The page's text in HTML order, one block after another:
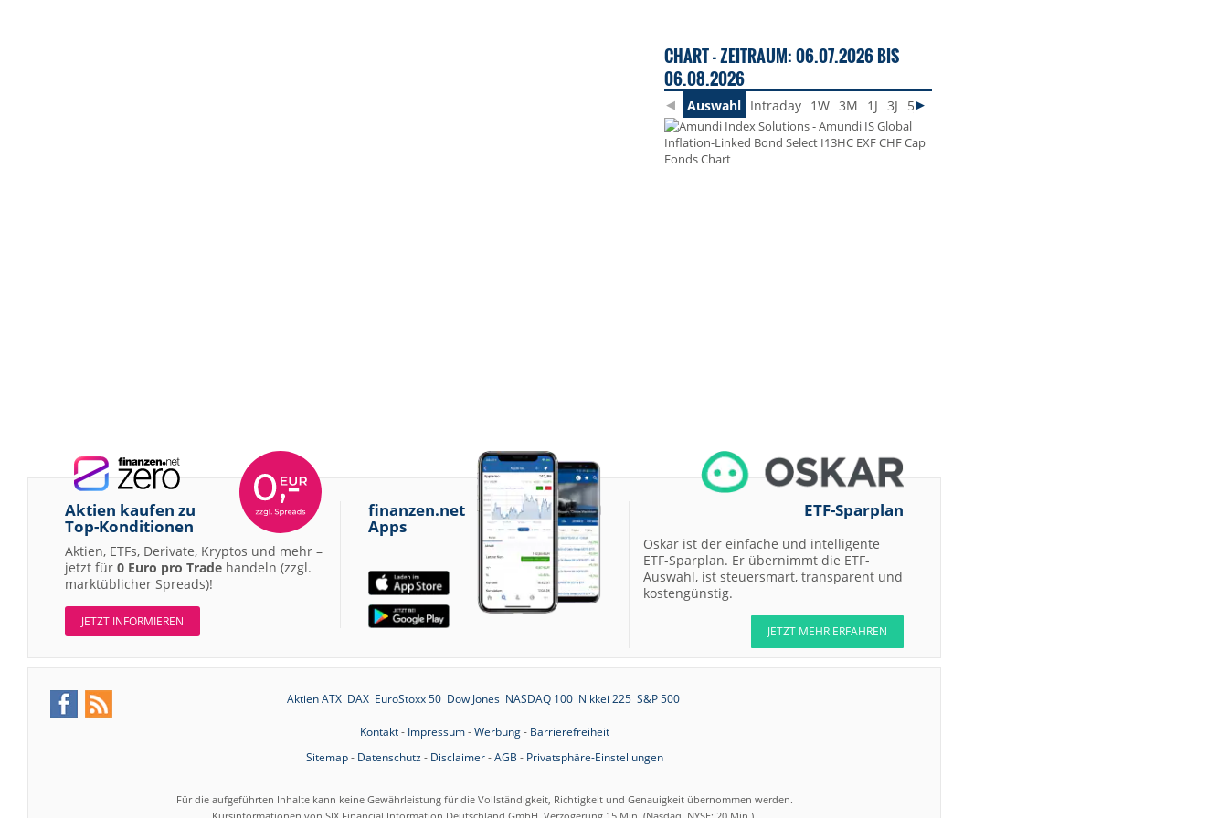
CHART - ZEITRAUM: 06.07.2026 BIS
06.08.2026
Auswahl Intraday 1W 3M 1J 3J 5J
Aktien kaufen zu
Top-Konditionen
Aktien, ETFs, Derivate, Kryptos und mehr –
jetzt für 0 Euro pro Trade handeln (zzgl.
marktüblicher Spreads)!
JETZT INFORMIEREN
finanzen.net
Apps
ETF-Sparplan
Oskar ist der einfache und intelligente
ETF-Sparplan. Er übernimmt die ETF-
Auswahl, ist steuersmart, transparent und
kostengünstig.
JETZT MEHR ERFAHREN
Aktien ATX DAX EuroStoxx 50 Dow Jones NASDAQ 100 Nikkei 225 S&P 500
Kontakt- Impressum-Werbung- Barrierefreiheit
Sitemap- Datenschutz- Disclaimer-AGB - Privatsphäre-Einstellungen
Für die aufgeführten Inhalte kann keine Gewährleistung für die Vollständigkeit, Richtigkeit und Genauigkeit übernommen werden.